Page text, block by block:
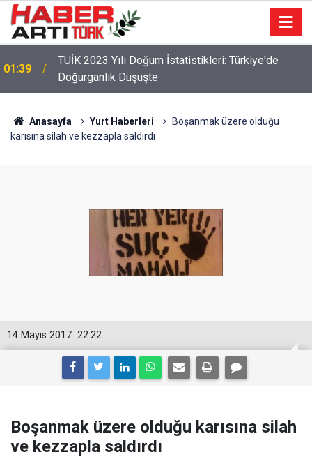
22:47 16 Maddelik Maden Kanunu Teklif Kabul Edildi
Anasayfa Yurt Haberleri
Boşanmak üzere olduğu
karısına silah ve kezzapla saldırdı
22:22
14 Mayıs 2017
Boşanmak üzere olduğu karısına silah
ve kezzapla saldırdı